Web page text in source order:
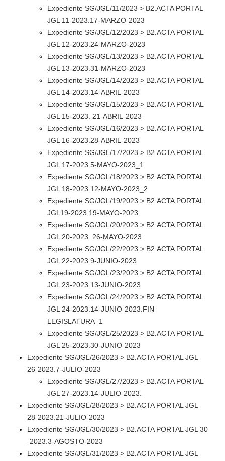
Expediente SG/JGL/11/2023 > B2.ACTA PORTAL
JGL 11-2023.17-MARZO-2023
Expediente SG/JGL/12/2023 > B2.ACTA PORTAL
JGL 12-2023.24-MARZO-2023
Expediente SG/JGL/13/2023 > B2.ACTA PORTAL
JGL 13-2023.31-MARZO-2023
Expediente SG/JGL/14/2023 > B2.ACTA PORTAL
JGL 14-2023.14-ABRIL-2023
Expediente SG/JGL/15/2023 > B2.ACTA PORTAL
JGL 15-2023. 21-ABRIL-2023
Expediente SG/JGL/16/2023 > B2.ACTA PORTAL
JGL 16-2023.28-ABRIL-2023
Expediente SG/JGL/17/2023 > B2.ACTA PORTAL
JGL 17-2023.5-MAYO-2023_1
Expediente SG/JGL/18/2023 > B2.ACTA PORTAL
JGL 18-2023.12-MAYO-2023_2
Expediente SG/JGL/19/2023 > B2.ACTA PORTAL
JGL19-2023.19-MAYO-2023
Expediente SG/JGL/20/2023 > B2.ACTA PORTAL
JGL 20-2023. 26-MAYO-2023
Expediente SG/JGL/22/2023 > B2.ACTA PORTAL
JGL 22-2023.9-JUNIO-2023
Expediente SG/JGL/23/2023 > B2.ACTA PORTAL
JGL 23-2023.13-JUNIO-2023
Expediente SG/JGL/24/2023 > B2.ACTA PORTAL
JGL 24-2023.14-JUNIO-2023.FIN
LEGISLATURA_1
Expediente SG/JGL/25/2023 > B2.ACTA PORTAL
JGL 25-2023.30-JUNIO-2023
Expediente SG/JGL/26/2023 > B2.ACTA PORTAL JGL
26-2023.7-JULIO-2023
Expediente SG/JGL/27/2023 > B2.ACTA PORTAL
JGL 27-2023.14-JULIO-2023.
Expediente SG/JGL/28/2023 > B2.ACTA PORTAL JGL
28-2023.21-JULIO-2023
Expediente SG/JGL/30/2023 > B2.ACTA PORTAL JGL 30
-2023.3-AGOSTO-2023
Expediente SG/JGL/31/2023 > B2.ACTA PORTAL JGL